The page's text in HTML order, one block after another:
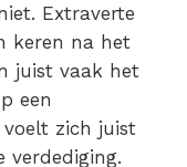
Extraverte
keren na het
juist vaak het
een
zich juist
verdediging.